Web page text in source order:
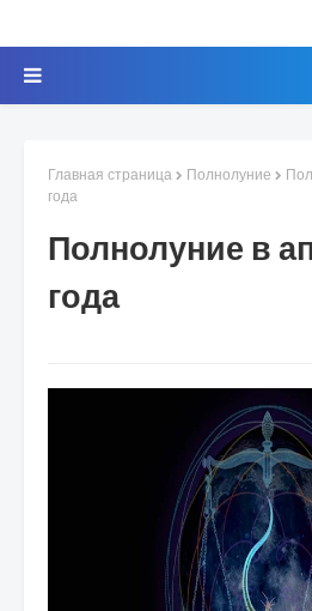
Главная страница Полнолуние
года
Полнолуние в
года